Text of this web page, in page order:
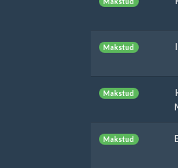
Makstud
Makstud
Makstud